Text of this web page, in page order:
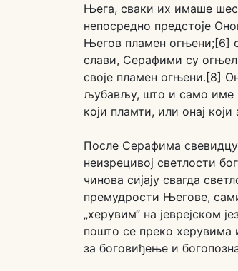
Њега, сваки их имаше
непосредно предстоје
Његов пламен огњени;[6]
слави, Серафими су
своје пламен огњени.[8]
љубављу, што и само име
који пламти, или онај који
После Серафима свевидцу
неизрецивој светлости
чинова сијају свагда
премудрости Његове,
„херувим“ на јеврејском
пошто се преко херувима
за боговиђење и